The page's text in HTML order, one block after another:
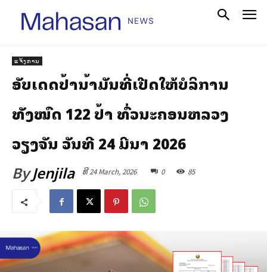
ແຈ້ງການ
ອັບເດດປ້ຳນ້ຳມັນທີ່ເປີດໃຫ້ບໍລິການ
ທັງໝົດ 122 ປໍ້າ ທົ່ວນະຄອນຫລວງ
ວຽງຈັນ ວັນທີ 24 ມີນາ 2026
ByJenjila ທີ 24 March, 2026 0 85